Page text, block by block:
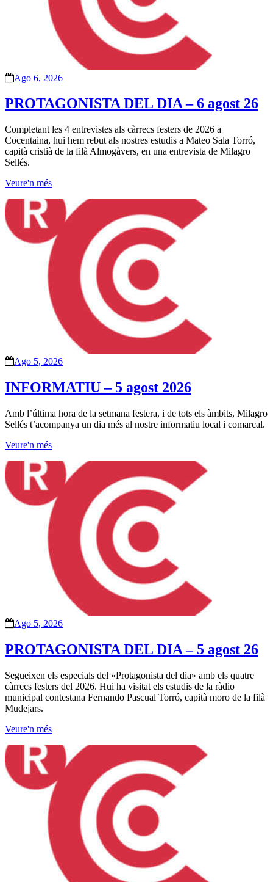
Ago 6, 2026
PROTAGONISTA DEL DIA – 6 agost 26
Completant les 4 entrevistes als càrrecs festers de 2026 a
Cocentaina, hui hem rebut als nostres estudis a Mateo Sala Torró,
capità cristià de la filà Almogàvers, en una entrevista de Milagro
Sellés.
Veure'n més
Ago 5, 2026
INFORMATIU – 5 agost 2026
Amb l’última hora de la setmana festera, i de tots els àmbits, Milagro
Sellés t’acompanya un dia més al nostre informatiu local i comarcal.
Veure'n més
Ago 5, 2026
PROTAGONISTA DEL DIA – 5 agost 26
Segueixen els especials del «Protagonista del dia» amb els quatre
càrrecs festers del 2026. Hui ha visitat els estudis de la ràdio
municipal contestana Fernando Pascual Torró, capità moro de la filà
Mudejars.
Veure'n més